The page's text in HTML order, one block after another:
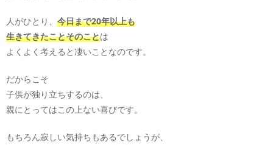
人がひとり、 今日まで20年以上も
生きてきたことそのことは
よくよく考えると凄いことなのです。
だからこそ
子供が独り立ちするのは、
親にとってはこの上ない喜びです。
もちろん寂しい気持ちもあるでしょうが、